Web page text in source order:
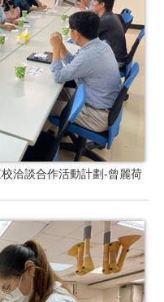
洽談合作活動計劃-曾麗荷